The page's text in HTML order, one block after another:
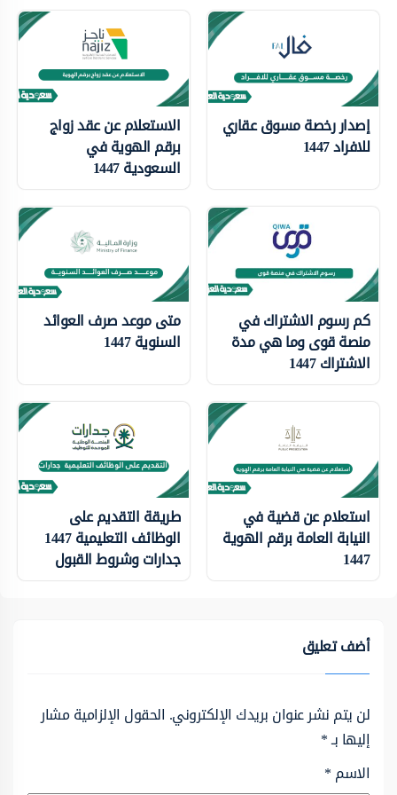
إصدار رخصة مسوق عقاري
للافراد 1447
الاستعلام عن عقد زواج
برقم الهوية في
السعودية 1447
كم رسوم الاشتراك في
منصة قوى وما هي مدة
الاشتراك 1447
متى موعد صرف العوائد
السنوية 1447
استعلام عن قضية في
النيابة العامة برقم الهوية
1447
طريقة التقديم على
الوظائف التعليمية 1447
جدارات وشروط القبول
أضف تعليق
لن يتم نشر عنوان بريدك الإلكتروني. الحقول الإلزامية مشار
إليها بـ*
الاسم*